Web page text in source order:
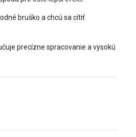
bruško a chcú sa cítiť
precízne spracovanie a vysokú